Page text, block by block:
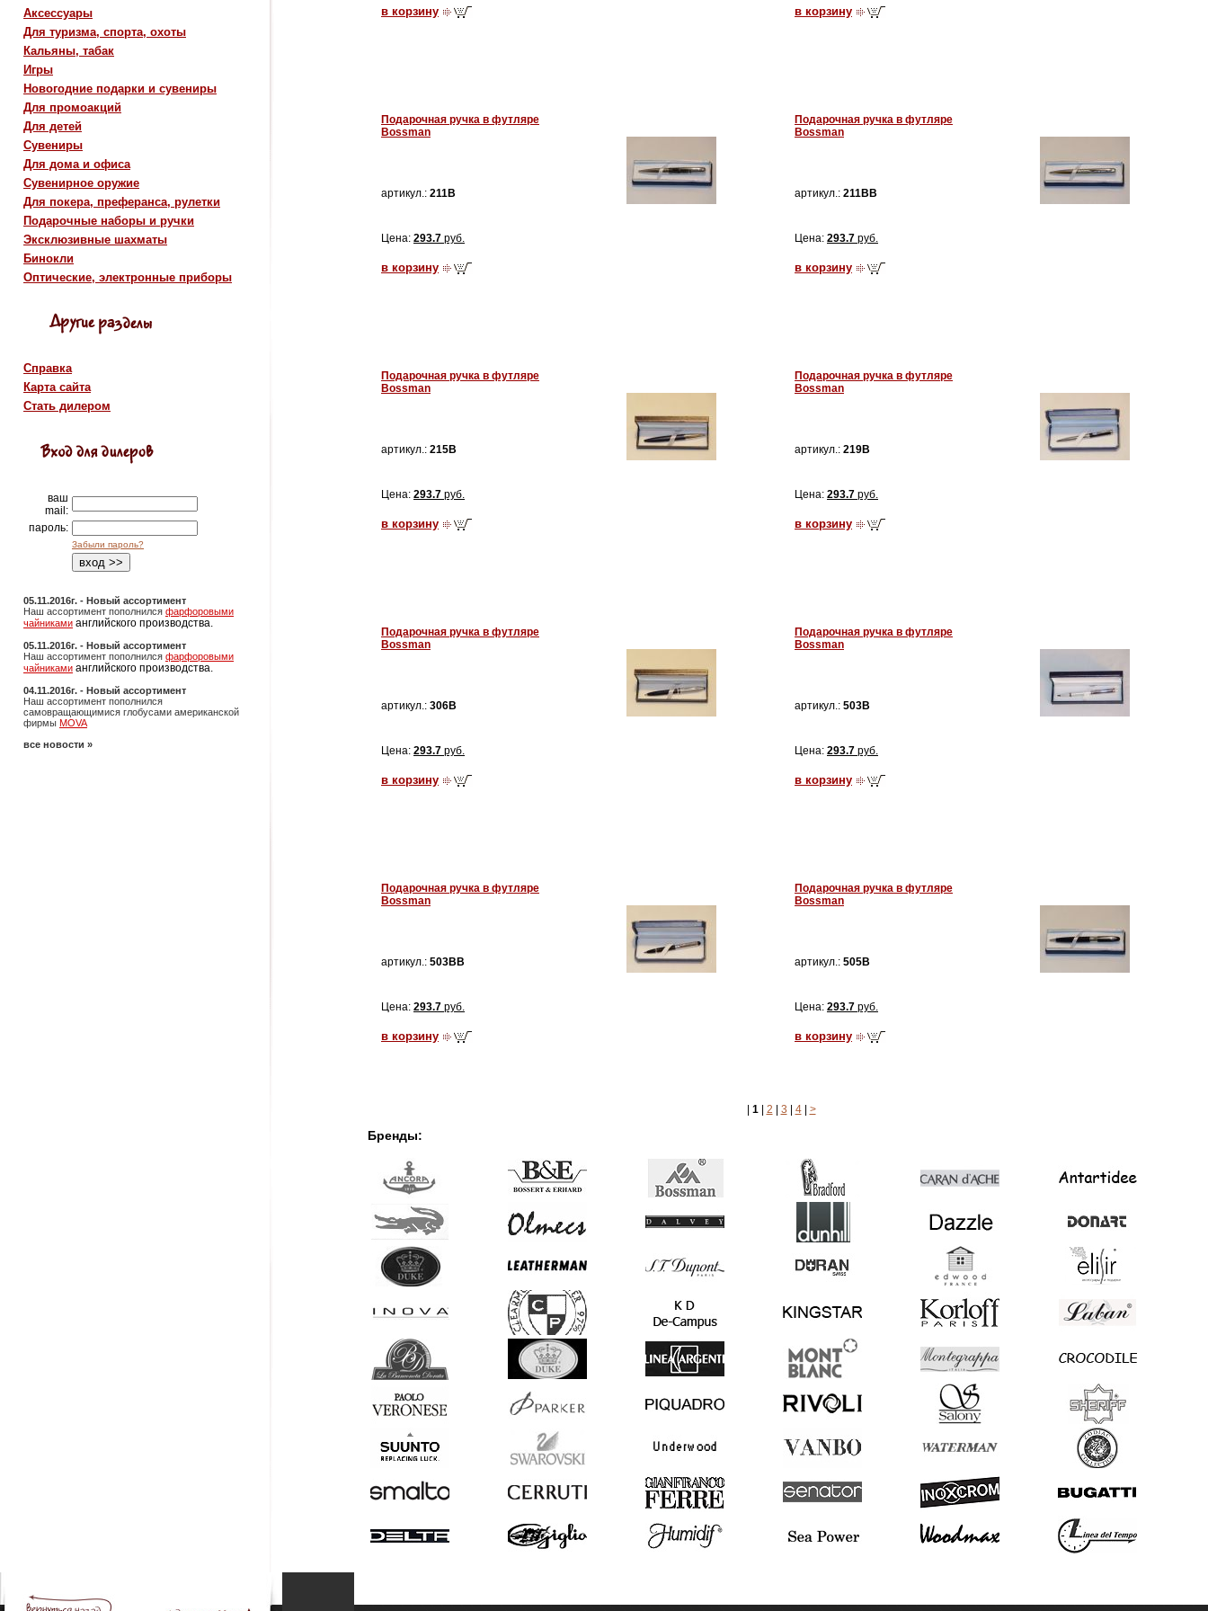
Аксессуары
Для туризма, спорта, охоты
Кальяны, табак
Игры
Новогодние подарки и сувениры
Для промоакций
Для детей
Сувениры
Для дома и офиса
Сувенирное оружие
Для покера, преферанса, рулетки
Подарочные наборы и ручки
Эксклюзивные шахматы
Бинокли
Оптические, электронные приборы
Справка
Карта сайта
Стать дилером
ваш
mail:
пароль:
Забыли пароль?
05.11.2016г. - Новый ассортимент
Наш ассортимент пополнился фарфоровыми
чайниками английского производства.
05.11.2016г. - Новый ассортимент
Наш ассортимент пополнился фарфоровыми
чайниками английского производства.
04.11.2016г. - Новый ассортимент
Наш ассортимент пополнился
самовращающимися глобусами американской
фирмы MOVA
все новости »
в корзину в корзину
Подарочная ручка в футляре
Bossman
артикул.: 211B
Цена: 293.7 руб.
в корзину
Подарочная ручка в футляре
Bossman
артикул.: 211BB
Цена: 293.7 руб.
в корзину
Подарочная ручка в футляре
Bossman
артикул.: 215B
Цена: 293.7 руб.
в корзину
Подарочная ручка в футляре
Bossman
артикул.: 219B
Цена: 293.7 руб.
в корзину
Подарочная ручка в футляре
Bossman
артикул.: 306B
Цена: 293.7 руб.
в корзину
Подарочная ручка в футляре
Bossman
артикул.: 503B
Цена: 293.7 руб.
в корзину
Подарочная ручка в футляре
Bossman
артикул.: 503BB
Цена: 293.7 руб.
в корзину
Подарочная ручка в футляре
Bossman
артикул.: 505B
Цена: 293.7 руб.
в корзину
1| 2 3 4| >
Бренды: